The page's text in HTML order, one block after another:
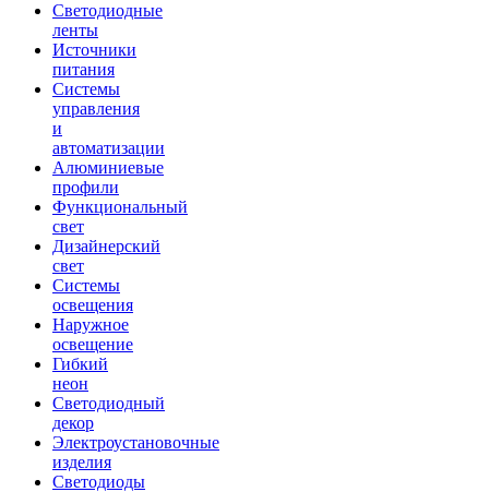
Светодиодные
ленты
Источники
питания
Системы
управления
и
автоматизации
Алюминиевые
профили
Функциональный
свет
Дизайнерский
свет
Системы
освещения
Наружное
освещение
Гибкий
неон
Светодиодный
декор
Электроустановочные
изделия
Светодиоды